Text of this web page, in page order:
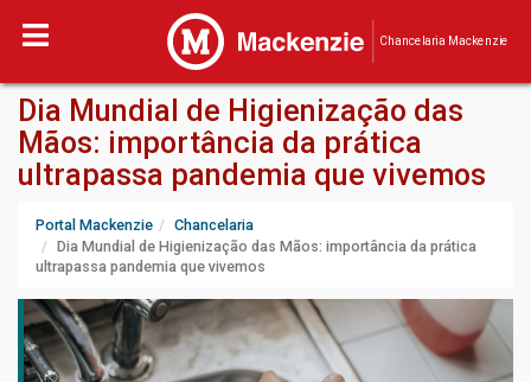
Chancelaria Mackenzie
Dia Mundial de Higienização das
Mãos: importância da prática
ultrapassa pandemia que vivemos
Portal Mackenzie
Chancelaria
Dia Mundial de Higienização das Mãos: importância da prática
ultrapassa pandemia que vivemos